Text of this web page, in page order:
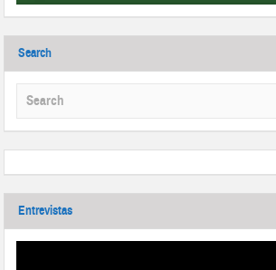
Search
Entrevistas